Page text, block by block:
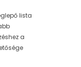
lista
a